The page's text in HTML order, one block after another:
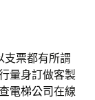
支票都有所謂
量身訂做客製
電梯公司在線